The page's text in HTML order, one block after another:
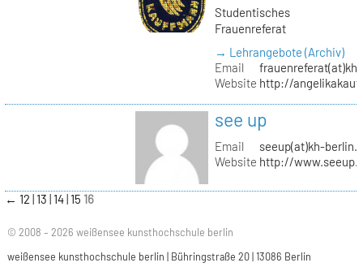
Studentisches
Frauenreferat
→ Lehrangebote (Archiv)
Email
Website http://
see up
Email
seeup(at)kh-
Website http://
← 12 13 14 15 16
© 2008 – 2026 weißensee kunsthochschule berlin
weißensee kunsthochschule berlin | Bühringstraße 20 | 13086 Berlin